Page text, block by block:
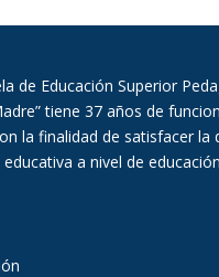
de Educación Superior
tiene 37 años de
la finalidad de satisfacer la
a nivel de